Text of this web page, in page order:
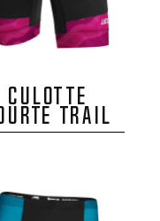
CULOTTE
TRAIL